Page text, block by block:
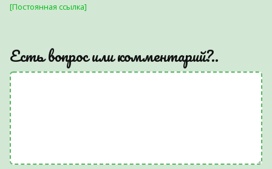
[Постоянная ссылка]
Есть вопрос или комментарий?..